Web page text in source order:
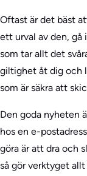
Oftast är det bäst
ett urval av den,
som tar allt det
giltighet åt dig och
som är säkra att
Den goda nyheten
hos en e-
göra är att dra och
så gör verktyget